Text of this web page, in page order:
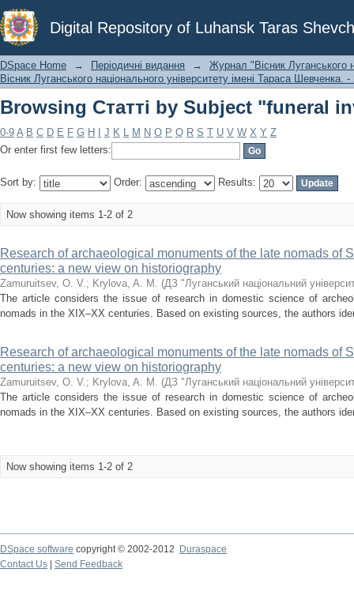
Digital Repository of Luhansk Taras
Browsing Статті by Subject "funeral
DSpace Home → Періодичні видання →
Журнал "Вісник Луганського
Вісник Луганського національного університету імені Тараса
Browsing Статті by Subject "funeral
0-9 A B C D E F G H J K L M N O P Q R S T U V W X Y Z
Or enter first few letters:
Sort by: Order: Results:
Now showing items 1-2 of 2
Research of archaeological monuments of the late nomads of
centuries: a new view on historiography
Zamuruitsev, O. V.; Krylova, A. M. (ДЗ "Луганський національний
The article considers the issue of research in domestic science of
nomads in the XIX–XX centuries. Based on existing sources, the authors
Research of archaeological monuments of the late nomads of
centuries: a new view on historiography
Zamuruitsev, O. V.; Krylova, A. M. (ДЗ "Луганський національний
The article considers the issue of research in domestic science of
nomads in the XIX–XX centuries. Based on existing sources, the authors
Now showing items 1-2 of 2
DSpace software copyright © 2002-2012
Duraspace
Contact Us
Send Feedback